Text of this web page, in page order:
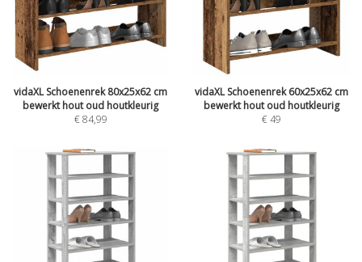
vidaXL Schoenenrek 80x25x62 cm
bewerkt hout oud houtkleurig
€84,99
vidaXL Schoenenrek 60x25x62 cm
bewerkt hout oud houtkleurig
€49